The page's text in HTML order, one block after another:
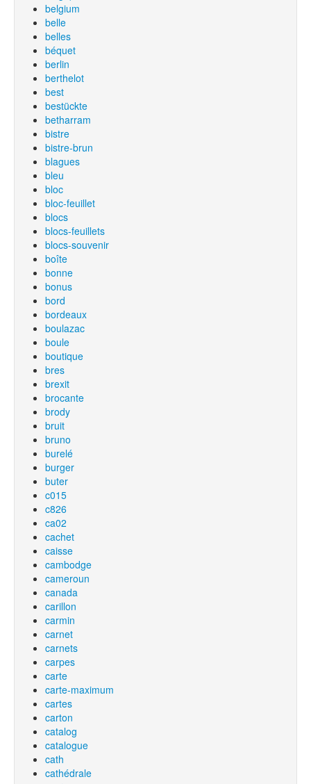
belgium
belle
belles
béquet
berlin
berthelot
best
bestückte
betharram
bistre
bistre-brun
blagues
bleu
bloc
bloc-feuillet
blocs
blocs-feuillets
blocs-souvenir
boîte
bonne
bonus
bord
bordeaux
boulazac
boule
boutique
bres
brexit
brocante
brody
bruit
bruno
burelé
burger
buter
c015
c826
ca02
cachet
caisse
cambodge
cameroun
canada
carillon
carmin
carnet
carnets
carpes
carte
carte-maximum
cartes
carton
catalog
catalogue
cath
cathédrale